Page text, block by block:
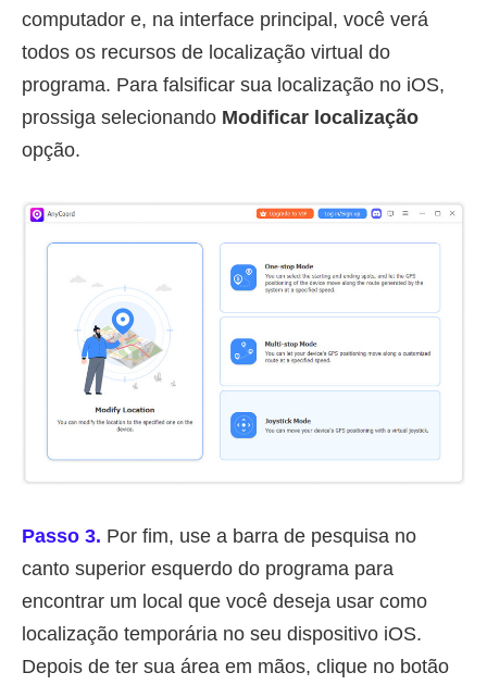
computador e, na interface principal, você verá
todos os recursos de localização virtual do
programa. Para falsificar sua localização no iOS,
prossiga selecionando Modificar localização
opção.
Passo 3. Por fim, use a barra de pesquisa no
canto superior esquerdo do programa para
encontrar um local que você deseja usar como
localização temporária no seu dispositivo iOS.
Depois de ter sua área em mãos, clique no botão